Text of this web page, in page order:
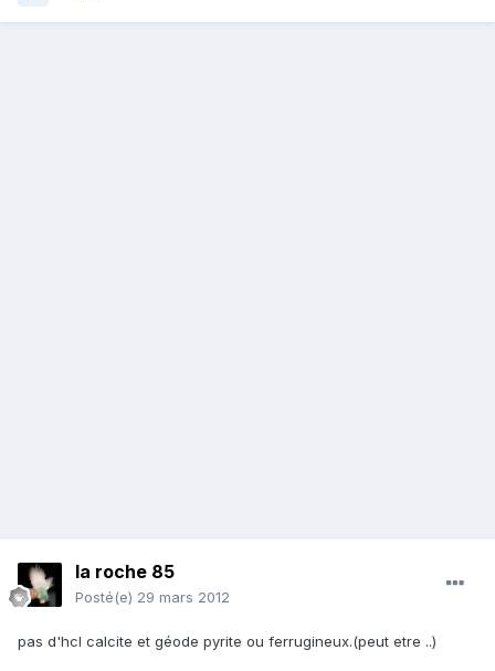
la roche 85
Posté(e) 29 mars 2012
pas d'hcl calcite et géode pyrite ou ferrugineux.(peut etre ..)